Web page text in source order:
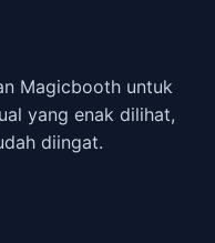
Magicbooth untuk
yang enak dilihat,
diingat.